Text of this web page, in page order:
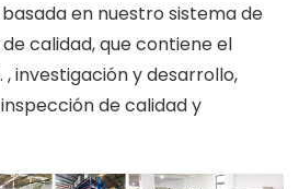
en nuestro sistema de
calidad, que contiene el
investigación y desarrollo,
de calidad y